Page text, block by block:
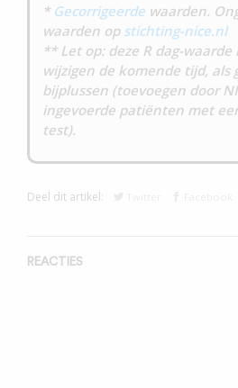
* Gecorrigeerde waarden.
waarden op stichting-nice.nl
** Let op: deze R dag-
wijzigen de komende tijd, als
bijplussen (toevoegen door
ingevoerde patiënten met
test).
Deel dit artikel:
REACTIES